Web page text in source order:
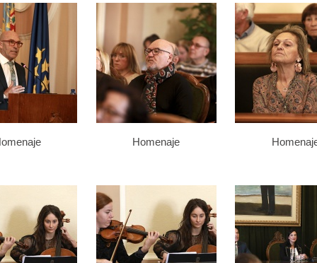
Homenaje